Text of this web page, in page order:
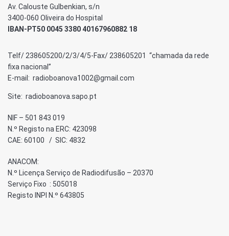
Av. Calouste Gulbenkian, s/n
3400-060 Oliveira do Hospital
IBAN-PT50 0045 3380 40167960882 18
Telf/ 238605200/2/3/4/5-Fax/ 238605201 “chamada da rede
fixa nacional”
E-mail: radioboanova1002@gmail.com
Site: radioboanova.sapo.pt
NIF – 501 843 019
N.º Registo na ERC: 423098
CAE: 60100 / SIC: 4832
ANACOM:
N.º Licença Serviço de Radiodifusão – 20370
Serviço Fixo : 505018
Registo INPI N.º 643805